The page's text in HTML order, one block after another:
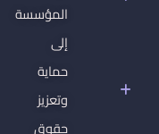
المؤسسة
إلى
حماية
وتعزيز
حقوق